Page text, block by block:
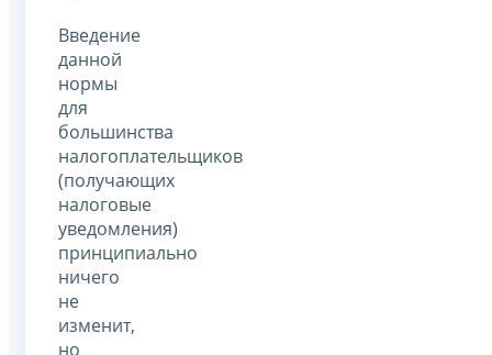
Введение
данной
нормы
для
большинства
налогоплательщиков
(получающих
налоговые
уведомления)
принципиально
ничего
не
изменит,
но